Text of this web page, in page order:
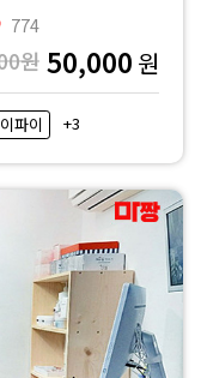
774
원 50,000 원
파이 +3